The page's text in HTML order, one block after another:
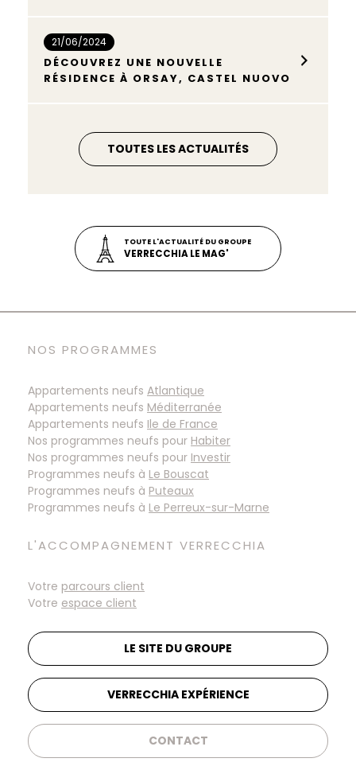
21/06/2024
DÉCOUVREZ UNE NOUVELLE
RÉSIDENCE À ORSAY, CASTEL NUOVO
TOUTES LES ACTUALITÉS
TOUTE L'ACTUALITÉ DU GROUPE
VERRECCHIA LE MAG'
NOS PROGRAMMES
Appartements neufs Atlantique
Appartements neufs Méditerranée
Appartements neufs Ile de France
Nos programmes neufs pour Habiter
Nos programmes neufs pour Investir
Programmes neufs à
Programmes neufs à
Programmes neufs à
L'ACCOMPAGNEMENT VERRECCHIA
Votre parcours client
Votre espace client
LE SITE DU GROUPE
VERRECCHIA EXPÉRIENCE
CONTACT